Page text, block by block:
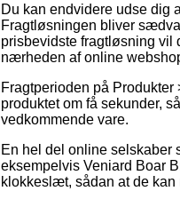
Du kan endvidere udse dig
Fragtløsningen bliver
prisbevidste fragtløsning vil
nærheden af online
Fragtperioden på
produktet om få sekunder,
vedkommende vare.
En hel del online selskaber
eksempelvis Veniard Boar
klokkeslæt, sådan at de kan